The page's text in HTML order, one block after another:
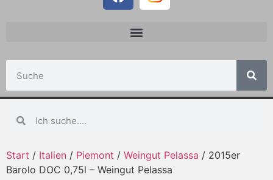
Start / Italien / Piemont / Weingut Pelassa / 2015er
Barolo DOC 0,75l – Weingut Pelassa